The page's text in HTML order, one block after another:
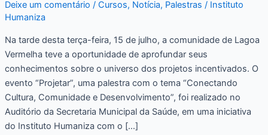
Deixe um comentário / Cursos, Notícia, Palestras / Instituto
Humaniza
Na tarde desta terça-feira, 15 de julho, a comunidade de Lagoa
Vermelha teve a oportunidade de aprofundar seus
conhecimentos sobre o universo dos projetos incentivados. O
evento “Projetar”, uma palestra com o tema “Conectando
Cultura, Comunidade e Desenvolvimento”, foi realizado no
Auditório da Secretaria Municipal da Saúde, em uma iniciativa
do Instituto Humaniza com o […]
Capacita
Sociais
sobre
Leis
de
Incentivo
e
Desenvolvimento